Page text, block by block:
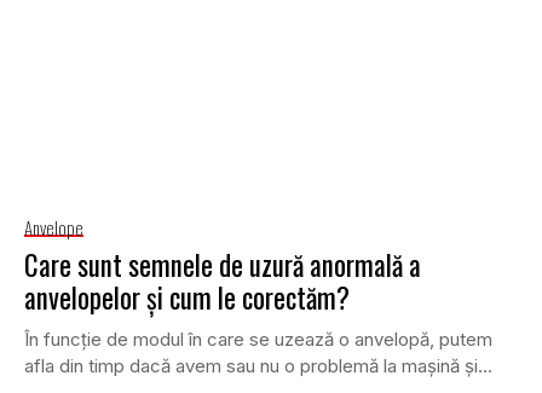
Anvelope
Care sunt semnele de uzură anormală a
anvelopelor și cum le corectăm?
În funcție de modul în care se uzează o anvelopă, putem
afla din timp dacă avem sau nu o problemă la mașină și...